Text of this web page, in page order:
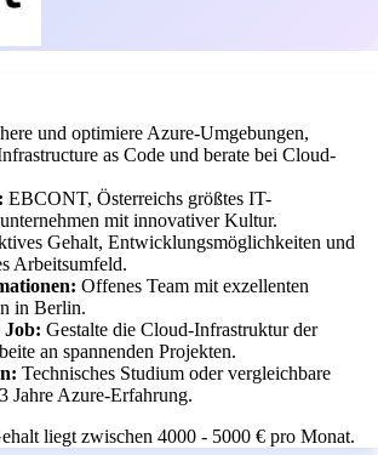
und optimiere Azure-Umgebungen,
as Code und berate bei Cloud-
EBCONT, Österreichs größtes IT-
mit innovativer Kultur.
Gehalt, Entwicklungsmöglichkeiten und
Arbeitsumfeld.
Offenes Team mit exzellenten
in Berlin.
Job: Gestalte die Cloud-Infrastruktur der
an spannenden Projekten.
Technisches Studium oder vergleichbare
Jahre Azure-Erfahrung.
liegt zwischen 4000 - 5000 € pro Monat.